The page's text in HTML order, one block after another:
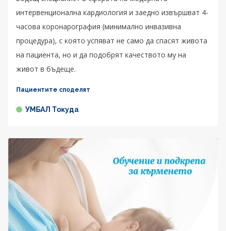
интервенционална кардиология и заедно извършват 4-
часова коронарография (минимално инвазивна
процедура), с която успяват не само да спасят живота
на пациента, но и да подобрят качеството му на
живот в бъдеще.
Пациентите споделят
УМБАЛ Токуда